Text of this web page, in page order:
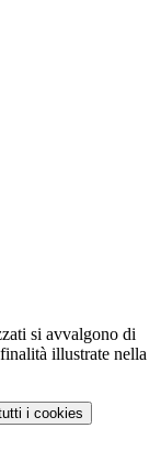
si avvalgono di
illustrate nella
i cookies